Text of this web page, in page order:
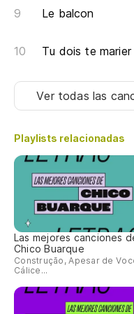
Le balcon
Tu dois te marier
Ver todas las
Playlists relacionadas
Las mejores canciones
Chico Buarque
Construção, Apesar de
Cálice...